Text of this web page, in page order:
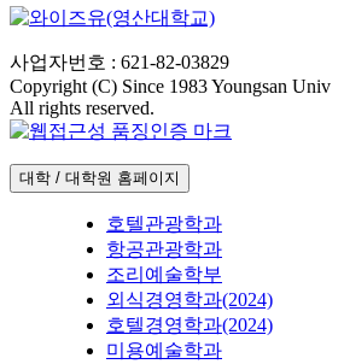
사업자번호 : 621-82-03829
Copyright (C) Since 1983 Youngsan Univ
All rights reserved.
대학 / 대학원 홈페이지
호텔관광학과
항공관광학과
조리예술학부
외식경영학과(2024)
호텔경영학과(2024)
미용예술학과